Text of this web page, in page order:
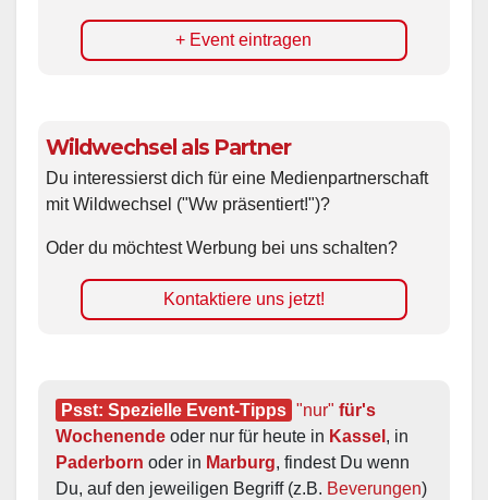
+ Event eintragen
Wildwechsel als Partner
Du interessierst dich für eine Medienpartnerschaft
mit Wildwechsel ("Ww präsentiert!")?
Oder du möchtest Werbung bei uns schalten?
Kontaktiere uns jetzt!
Psst: Spezielle Event-Tipps "nur" für's
Wochenende oder nur für heute in Kassel
Paderborn oder in Marburg, findest Du wenn
Du, auf den jeweiligen Begriff (z.B. Beverungen)